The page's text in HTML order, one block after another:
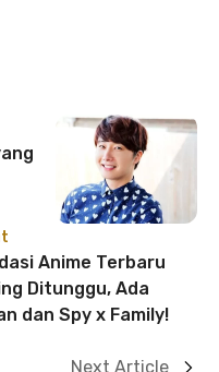
Anime Terbaru
Ditunggu, Ada
dan Spy x Family!
Next Article